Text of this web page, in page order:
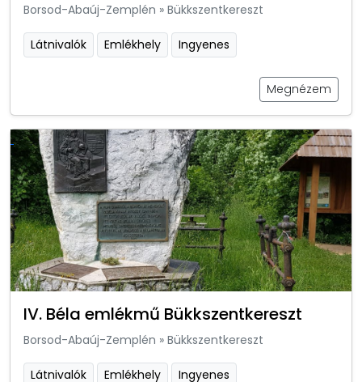
Borsod-Abaúj-Zemplén » Bükkszentkereszt
Látnivalók Emlékhely Ingyenes
Megnézem
IV. Béla emlékmű Bükkszentkereszt
Borsod-Abaúj-Zemplén » Bükkszentkereszt
Látnivalók Emlékhely Ingyenes